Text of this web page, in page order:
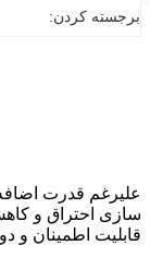
برجسته کردن:
سازی احتراق و
قابلیت اطمینان و